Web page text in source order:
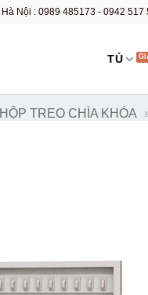
Hà Nội : 0989 485173 - 0942
TỦ
HỘP TREO CHÌA KHÓA